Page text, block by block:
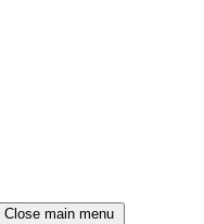
Close main menu